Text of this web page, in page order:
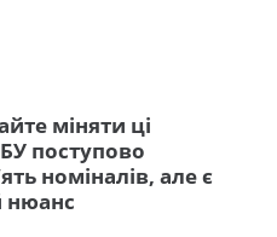
міняти ці
поступово
номіналів, але є